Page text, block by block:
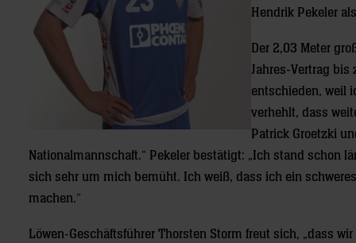
Hendrik Pekeler
Der 2,03 Meter
Jahres-Vertrag bis
entschieden, weil
verhehlt, dass
Patrick Groetzki
Nationalmannschaft.“ Pekeler bestätigt: „Ich stand schon
sich sehr um mich bemüht. Ich weiß, dass ich ein
machen.“
Löwen-Geschäftsführer Thorsten Storm freut sich, „dass